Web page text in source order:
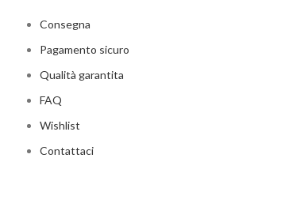
Consegna
Pagamento sicuro
Qualità garantita
FAQ
Wishlist
Contattaci